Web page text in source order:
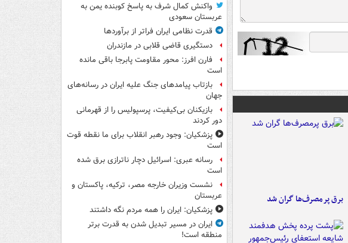
برق پرمصرف‌ها گران شد
واکنش کمال شرف به پاسخ کوبنده یمن به
عربستان سعودی
قدرت نظامی ایران فراتر از برآوردها
دستگیری قاضی قلابی در مازندران
فارن افرز: محور مقاومت پابرجا باقی مانده
است
بازتاب پیامدهای جنگ علیه ایران در رسانه‌های
جهان
بازیکنان بی‌کیفیت، پرسپولیس را از قهرمانی
دور کردند
پزشکیان: وجود رهبر انقلاب برای ما نقطه قوت
است
رسانه عبری: اسرائیل دچار ناترازی برق شده
است
نشست وزیران خارجه مصر، ترکیه، پاکستان و
عربستان
پزشکیان: ایران را همه مردم نگه داشتند
ایران در مسیر تبدیل شدن به قدرت برتر
منطقه است!